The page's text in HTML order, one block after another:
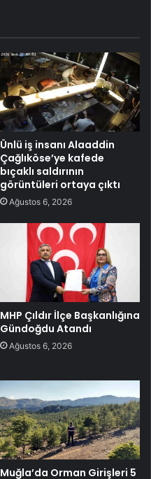
Ünlü iş insanı Alaaddin
Çağlıköse’ye kafede
bıçaklı saldırının
görüntüleri ortaya çıktı
Ağustos 6, 2026
MHP Çıldır İlçe Başkanlığına
Gündoğdu Atandı
Ağustos 6, 2026
Muğla’da Orman Girişleri 5